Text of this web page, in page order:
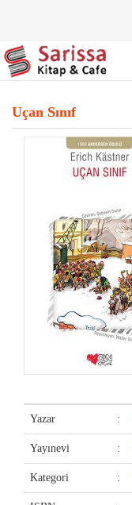
Uçan Sınıf
Yazar :
Yayınevi :
Kategori :